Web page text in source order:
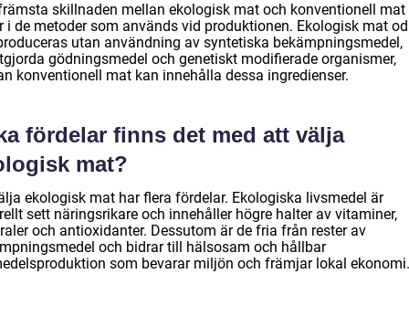
skillnaden mellan ekologisk mat och konventionell mat
i de metoder som används vid produktionen. Ekologisk mat
utan användning av syntetiska bekämpningsmedel,
gödningsmedel och genetiskt modifierade organismer,
konventionell mat kan innehålla dessa ingredienser.
fördelar finns det med att välja
mat?
ekologisk mat har flera fördelar. Ekologiska livsmedel är
sett näringsrikare och innehåller högre halter av vitaminer,
och antioxidanter. Dessutom är de fria från rester av
och bidrar till hälsosam och hållbar
som bevarar miljön och främjar lokal ekonomi.